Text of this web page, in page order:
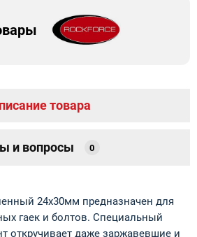
товара
и вопросы 0
24х30мм предназначен для
гаек и болтов. Специальный
откручивает даже заржавевшие и